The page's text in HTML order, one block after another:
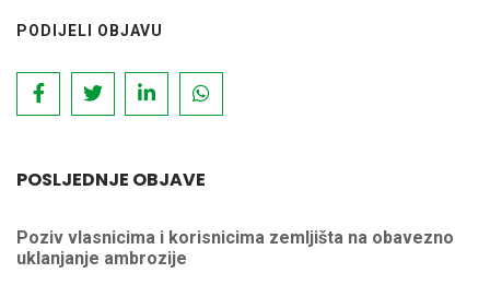
PODIJELI OBJAVU
POSLJEDNJE OBJAVE
Poziv vlasnicima i korisnicima zemljišta na obavezno
uklanjanje ambrozije